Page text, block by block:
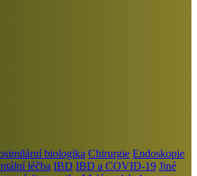
biologika Chirurgie Endoskopie
léčba IBD IBD a COVID-19 Jiné